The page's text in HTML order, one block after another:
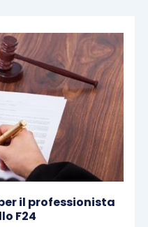
il professionista
F24